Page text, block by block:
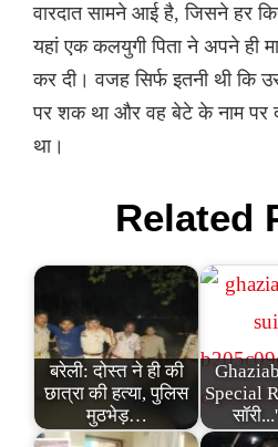
वारदात सामने आई है, जिसने हर
यहां एक कलयुगी पिता ने अपने ही
कर दी। वजह सिर्फ इतनी थी कि
पर शक था और वह बेटे के नाम पर
था।
Related
बरेली: दोस्त ने ही की
छात्रा की हत्या, पुलिस
मुठभेड़…
Special